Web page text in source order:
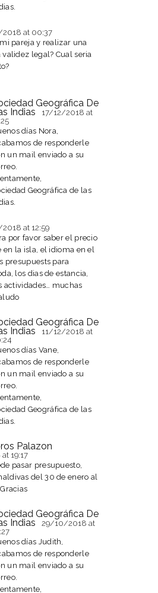
2018 at 00:37
pareja y realizar una
validez legal? Cual seria
Geográfica De
Indias 17/12/2018 at
días Nora,
de responderle
un mail enviado a su
Geográfica de las
2018 at 12:59
por favor saber el precio
en la isla, el idioma en el
presupuests para
los dias de estancia,
actividades… muchas
Geográfica De
Indias 11/12/2018 at
días Vane,
de responderle
un mail enviado a su
Geográfica de las
Palazon
at 19:17
pasar presupuesto,
del 30 de enero al
Geográfica De
Indias 29/10/2018 at
días Judith,
de responderle
un mail enviado a su